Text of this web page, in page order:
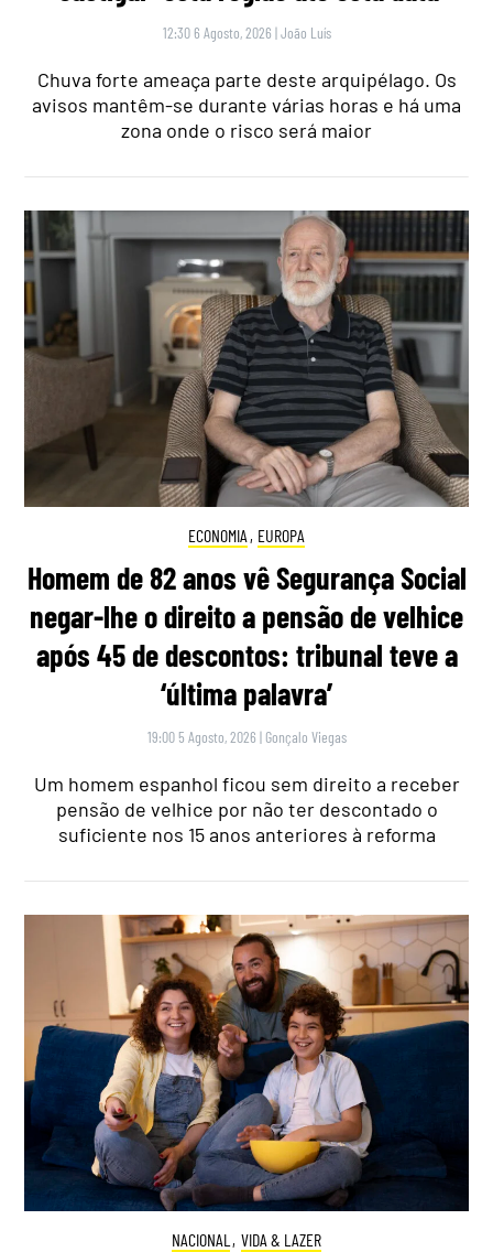
12:30 6 Agosto, 2026 |João Luís
Chuva forte ameaça parte deste arquipélago. Os
avisos mantêm-se durante várias horas e há uma
zona onde o risco será maior
ECONOMIA , EUROPA
Homem de 82 anos vê Segurança Social
negar-lhe o direito a pensão de velhice
após 45 de descontos: tribunal teve a
‘última palavra’
19:00 5 Agosto, 2026 | Gonçalo Viegas
Um homem espanhol ficou sem direito a receber
pensão de velhice por não ter descontado o
suficiente nos 15 anos anteriores à reforma
NACIONAL , VIDA & LAZER